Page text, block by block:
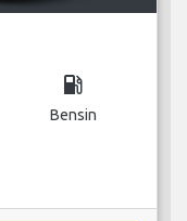
local_gas_station
Bensin